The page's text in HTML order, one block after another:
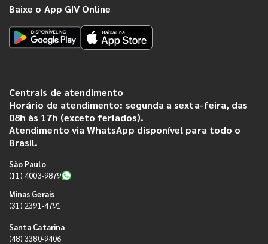
Baixe o App GIV Online
Centrais de atendimento
Horário de atendimento: segunda a sexta-feira, das
08h às 17h (exceto feriados).
Atendimento via WhatsApp disponível para todo o
Brasil.
São Paulo
(11) 4003-9879
Minas Gerais
(31) 2391-4791
Santa Catarina
(48) 3380-9406